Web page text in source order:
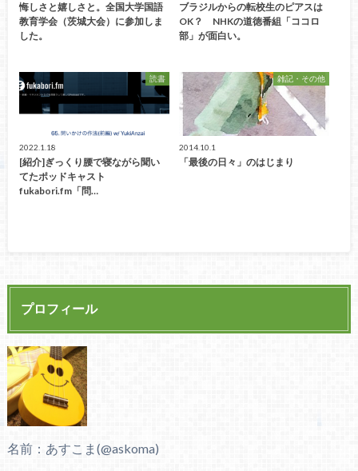
悔しさと嬉しさと。全国大学国語
教育学会（茨城大会）に参加しま
した。
ブラジルからの転校生のピアスは
OK？ NHKの道徳番組「ココロ
部」が面白い。
読書
2022.1.18
[紹介]ぎっくり腰で寝ながら聞い
てたポッドキャスト
fukabori.fm「問…
雑記・その他
2014.10.1
「最後の日々」のはじまり
プロフィール
名前：あすこま(@askoma)